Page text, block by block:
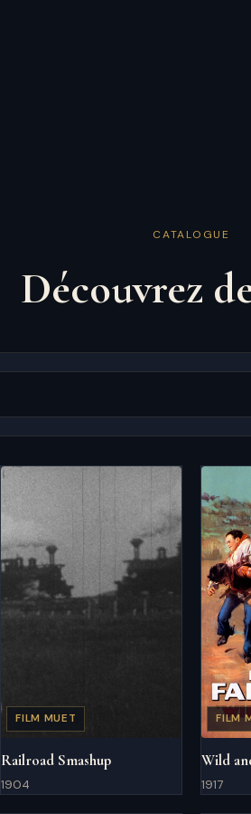
CATALOGUE
Découvrez
FILM MUET
Railroad Smashup
1904
FILM
Wild
1917